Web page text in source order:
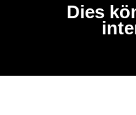
Dies